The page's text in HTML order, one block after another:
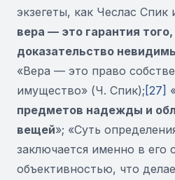
экзегеты, как Чеслас
вера — это гарантия
доказательство
«Вера — это право
имущество» (Ч. Спик); [27]
предметов надежды и
вещей»; «Суть
заключается именно в его
объективностью, что